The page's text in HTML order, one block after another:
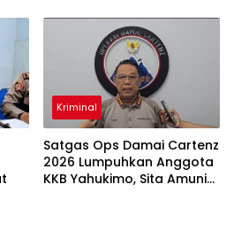
Kriminal
Satgas Ops Damai Cartenz
2026 Lumpuhkan Anggota
KKB Yahukimo, Sita Amunisi